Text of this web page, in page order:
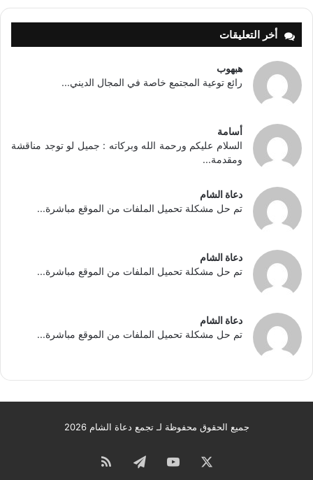
أخر التعليقات
هبهوب
رائع توعية المجتمع خاصة في المجال الديني...
أسامة
السلام عليكم ورحمة الله وبركاته : جميل لو توجد مناقشة
ومقدمة...
دعاة الشام
تم حل مشكلة تحميل الملفات من الموقع مباشرة...
دعاة الشام
تم حل مشكلة تحميل الملفات من الموقع مباشرة...
دعاة الشام
تم حل مشكلة تحميل الملفات من الموقع مباشرة...
جميع الحقوق محفوظة لـ تجمع دعاة الشام 2026
‫YouTubeتيلقرامملخص